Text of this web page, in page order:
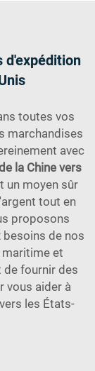
d'expédition
toutes vos
marchandises
avec
la Chine vers
un moyen sûr
tout en
proposons
de nos
maritime et
de fournir des
vous aider à
les États-